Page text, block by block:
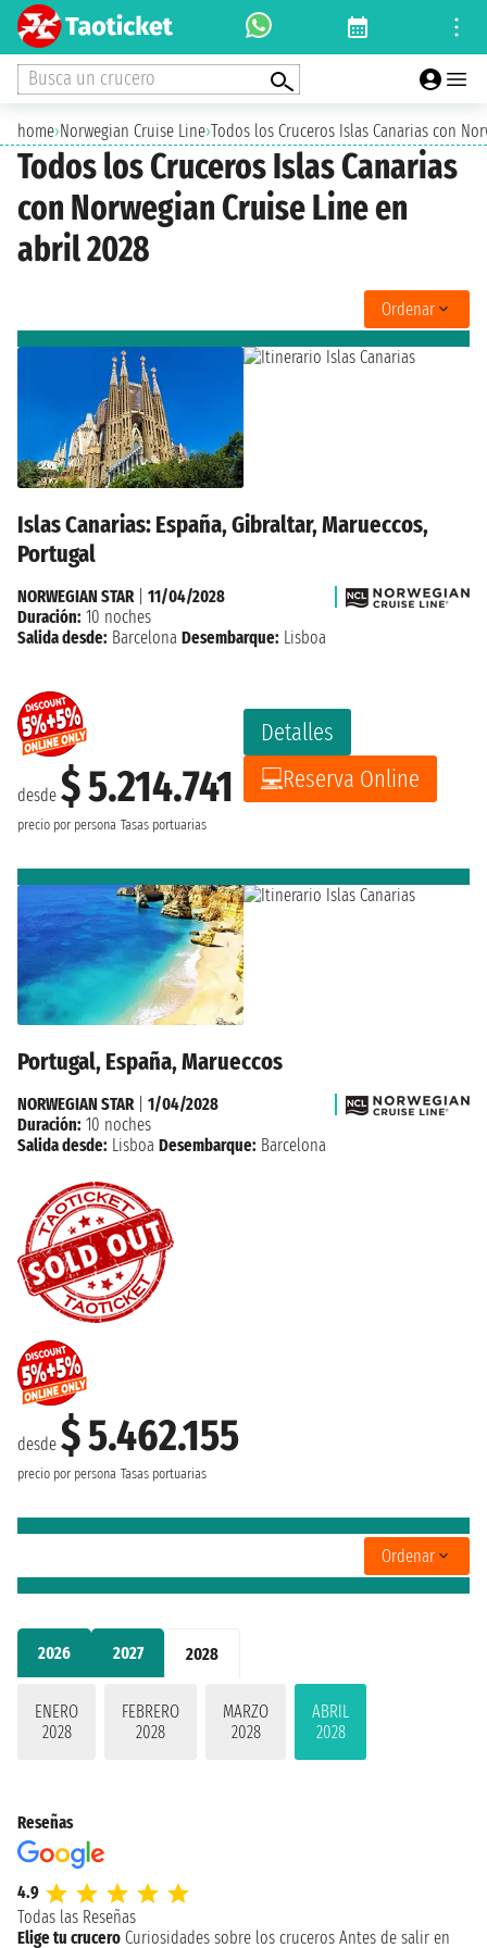
Busca un crucero
home›Norwegian Cruise Line›Todos los Cruceros Islas Canarias con
Todos los Cruceros Islas Canarias
con Norwegian Cruise Line en
abril 2028
2026 2027 2028
ENERO
2028
FEBRERO
2028
MARZO
2028
ABRIL
2028
Ordenar
Islas Canarias: España, Gibraltar, Marueccos,
Portugal
desde $ 5.214.741
precio por persona Tasas portuarias
Detalles
Reserva Online
NORWEGIAN STAR
11/04/2028
Duración: 10 noches
Salida desde: Barcelona Desembarque: Lisboa
Portugal, España, Marueccos
desde $ 5.462.155
precio por persona Tasas portuarias
NORWEGIAN STAR| 1/04/2028
Duración: 10 noches
Salida desde: Lisboa Desembarque: Barcelona
Ordenar
Reseñas
4.9
Todas las Reseñas
Elige tu crucero Curiosidades sobre los cruceros Antes de salir en